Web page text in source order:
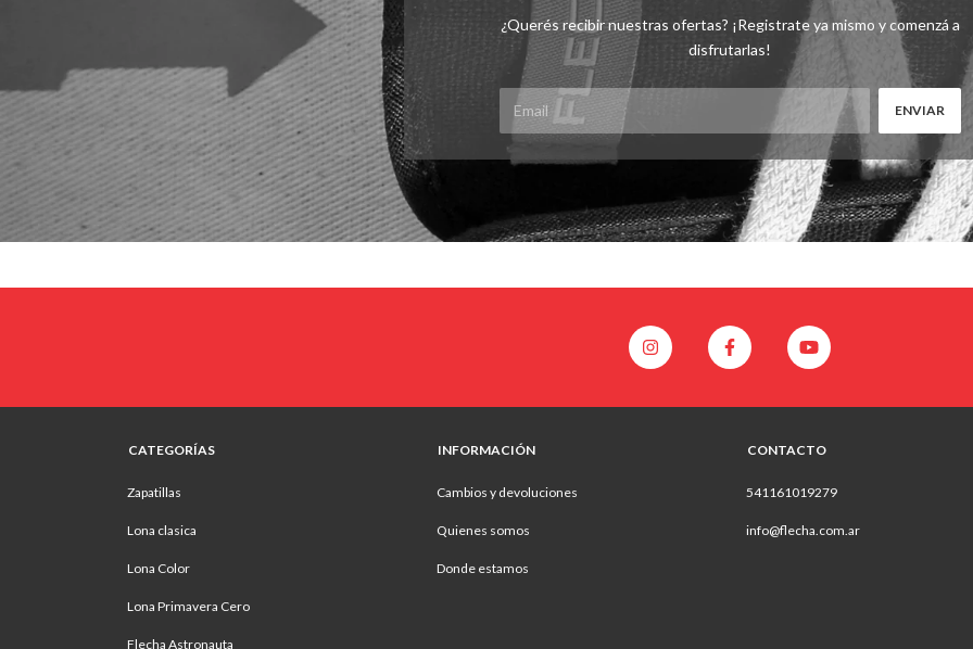
¿Querés recibir nuestras ofertas? ¡Registrate ya mismo y comenzá a
disfrutarlas!
CATEGORÍAS
Zapatillas
Lona clasica
Lona Color
Lona Primavera Cero
Flecha Astronauta
INFORMACIÓN
Cambios y devoluciones
Quienes somos
Donde estamos
CONTACTO
541161019279
info@flecha.com.ar